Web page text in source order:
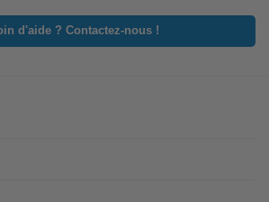
d'aide ? Contactez-nous !